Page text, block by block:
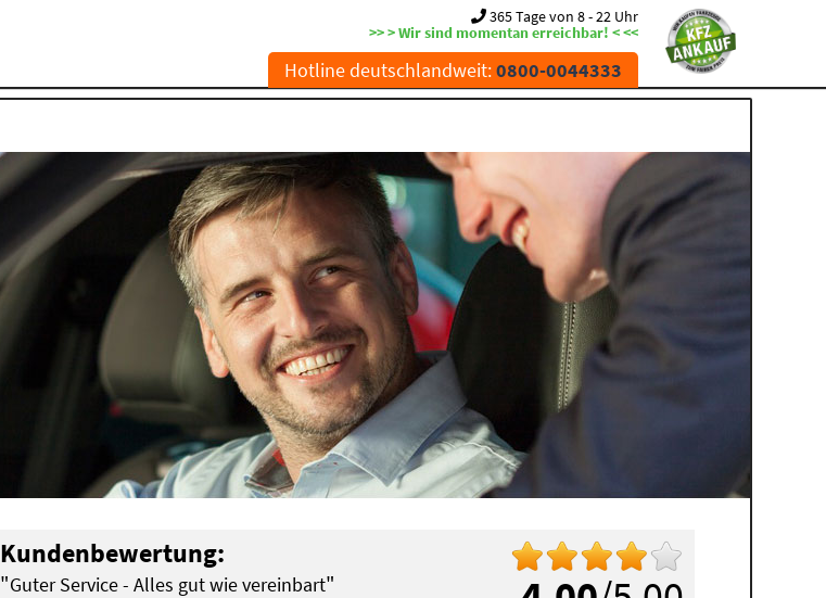
365 Tage von 8 - 22 Uhr
>> > Wir sind momentan erreichbar! < <<
Hotline deutschlandweit:0800-0044333
Kundenbewertung:
"Guter Service - Alles gut wie vereinbart"